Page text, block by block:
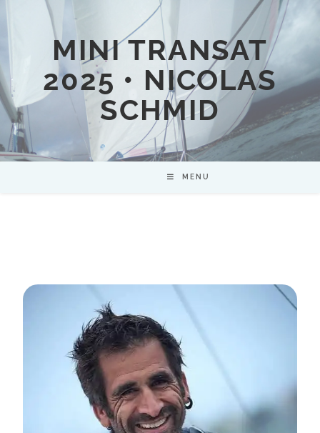
MINI TRANSAT
2025 • NICOLAS
SCHMID
MENU